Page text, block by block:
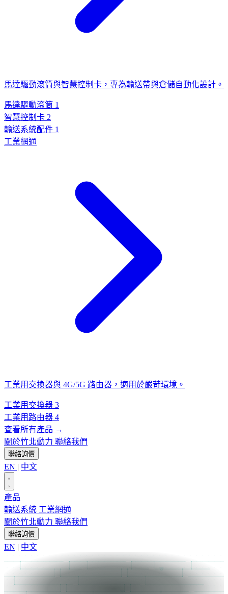
馬達驅動滾筒與智慧控制卡，專為輸送帶與倉儲自動化設計。
馬達驅動滾筒 1
智慧控制卡 2
輸送系統配件 1
工業網通
工業用交換器與 4G/5G 路由器，適用於嚴苛環境。
工業用交換器 3
工業用路由器 4
查看所有產品 →
關於竹北動力 聯絡我們
聯絡詢價
EN | 中文
產品
輸送系統 工業網通
關於竹北動力 聯絡我們
聯絡詢價
EN | 中文